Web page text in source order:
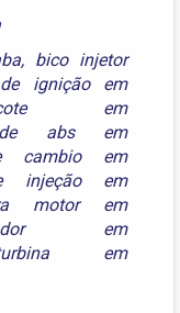
, bico injetor
ignição em
em
abs em
cambio em
injeção em
motor em
em
em